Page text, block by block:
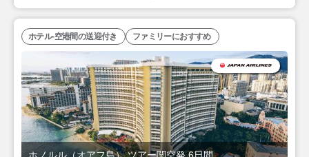
ホテル-空港間の送迎付き ファミリーにおすすめ